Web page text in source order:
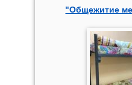
"Общежитие